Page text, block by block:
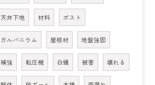
天井下地 材料 ポスト
ガルバニウム 屋根材 地盤強固
補強 転圧機 白蟻 被害 壊れる